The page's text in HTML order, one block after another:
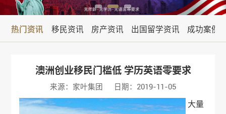
热门资讯 移民资讯 房产资讯 出国留学资讯 成功案例
澳洲创业移民门槛低 学历英语零要求
来源：家叶集团 日期：2019-11-05
大量